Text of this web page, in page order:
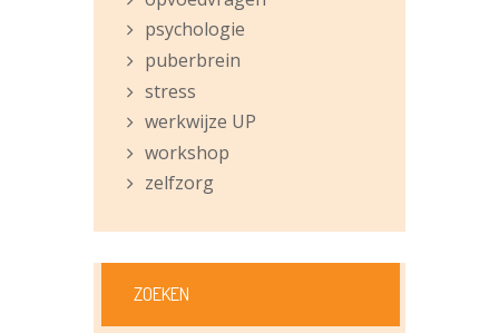
psychologie
puberbrein
stress
werkwijze UP
workshop
zelfzorg
ZOEKEN